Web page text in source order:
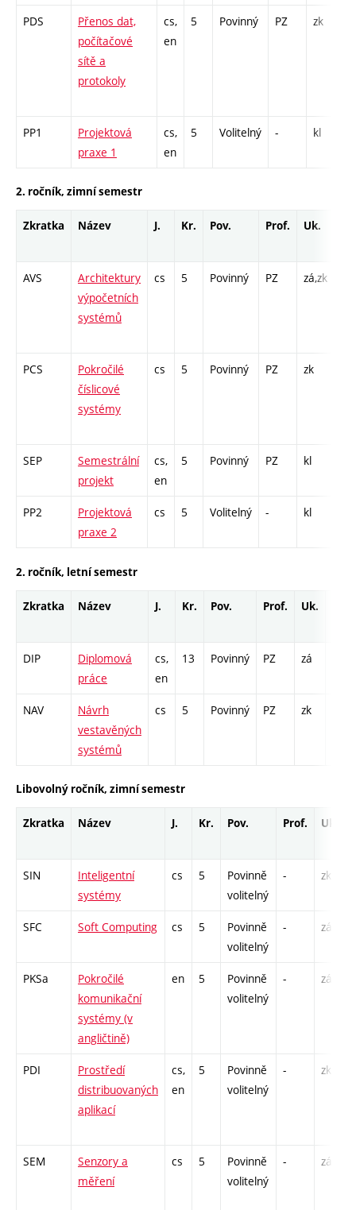
PDS
Přenos dat,
počítačové
sítě a
protokoly
cs,
en
5 Povinný PZ zk
PP1
Projektová
praxe 1
cs,
en
5 Volitelný - kl
2. ročník, zimní semestr
Zkratka Název J. Kr. Pov. Prof. Uk.
AVS
Architektury
výpočetních
systémů
cs 5 Povinný PZ zá,zk
PCS
Pokročilé
číslicové
systémy
cs 5 Povinný PZ zk
SEP
Semestrální
projekt
cs,
en
5 Povinný PZ kl
PP2
Projektová
praxe 2
cs 5 Volitelný - kl
2. ročník, letní semestr
Zkratka Název J. Kr. Pov. Prof. Uk.
DIP
Diplomová
práce
cs,
en
13 Povinný PZ zá
NAV
Návrh
vestavěných
systémů
cs 5 Povinný PZ zk
Libovolný ročník, zimní semestr
Zkratka Název J. Kr. Pov. Prof. Uk.
SIN
Inteligentní
systémy
cs 5
Povinně
volitelný
- zk
SFC Soft Computing cs 5
Povinně
volitelný
- zá,zk
PKSa
Pokročilé
komunikační
systémy (v
angličtině)
en 5
Povinně
volitelný
- zá,zk
PDI
Prostředí
distribuovaných
aplikací
cs,
en
5
Povinně
volitelný
- zk
SEM
Senzory a
měření
cs 5
Povinně
volitelný
- zá,zk